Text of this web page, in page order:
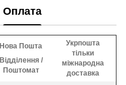
Оплата
Нова Пошта
Відділення /
Поштомат
Укрпошта
тільки
міжнародна
доставка